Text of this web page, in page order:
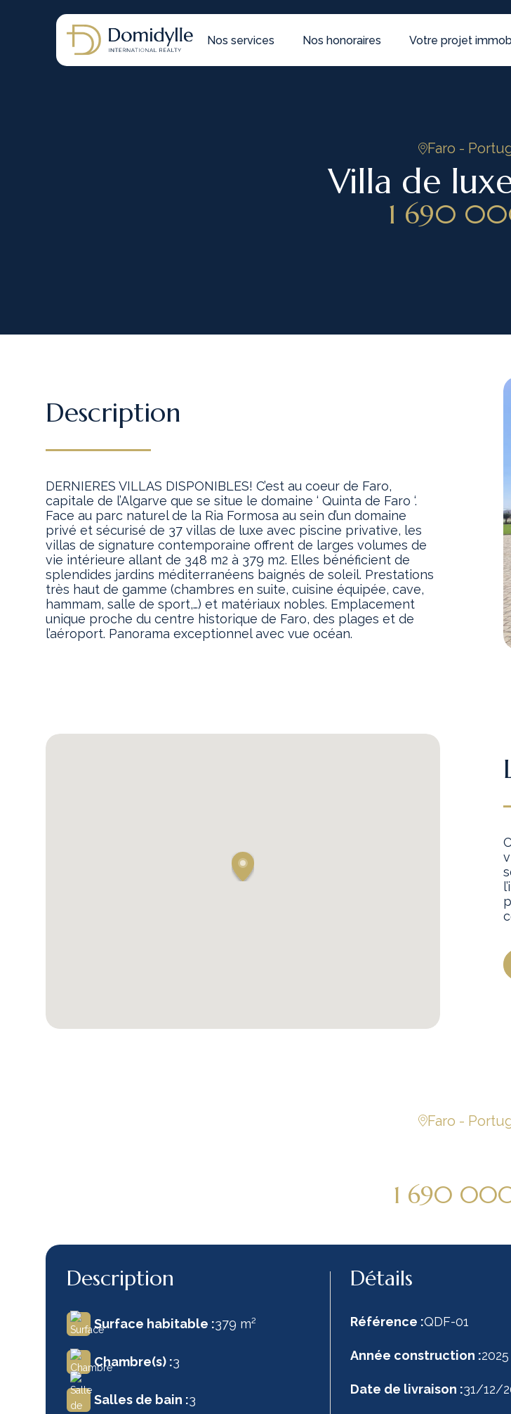
Nos services Nos honoraires Votre projet
Faro -
Villa de
1 690
Description
DERNIERES VILLAS DISPONIBLES! C’est au coeur de Faro,
capitale de l’Algarve que se situe le domaine ‘ Quinta de Faro ‘.
Face au parc naturel de la Ria Formosa au sein d’un domaine
privé et sécurisé de 37 villas de luxe avec piscine privative, les
villas de signature contemporaine offrent de larges volumes de
vie intérieure allant de 348 m2 à 379 m2. Elles bénéficient de
splendides jardins méditerranéens baignés de soleil. Prestations
très haut de gamme (chambres en suite, cuisine équipée, cave,
hammam, salle de sport,…) et matériaux nobles. Emplacement
unique proche du centre historique de Faro, des plages et de
l’aéroport. Panorama exceptionnel avec vue océan.
Faro -
1 690
Description
Surface habitable :379 m²
Chambre(s) :3
Salles de bain :3
Détails
Référence :QDF-01
Année construction :2025
Date de livraison :31/12/